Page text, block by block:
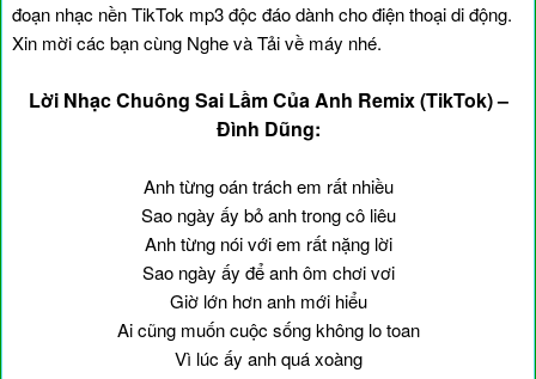
đoạn nhạc nền TikTok mp3 độc đáo dành cho điện thoại di động.
Xin mời các bạn cùng Nghe và Tải về máy nhé.
Lời Nhạc Chuông Sai Lầm Của Anh Remix (TikTok) –
Đình Dũng:
Anh từng oán trách em rất nhiều
Sao ngày ấy bỏ anh trong cô liêu
Anh từng nói với em rất nặng lời
Sao ngày ấy để anh ôm chơi vơi
Giờ lớn hơn anh mới hiểu
Ai cũng muốn cuộc sống không lo toan
Vì lúc ấy anh quá xoàng